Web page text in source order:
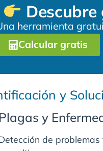
herramienta
Calcular gratis
y
Plagas y
de